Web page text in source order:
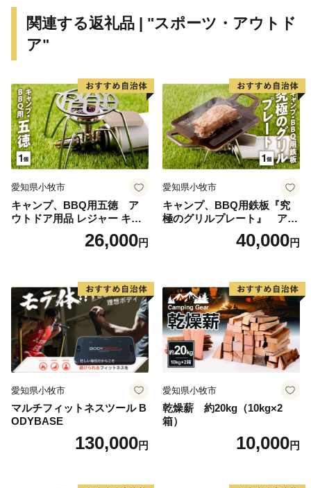
関連する返礼品 | "スポーツ・アウトド
ア"
愛知県小牧市
キャンプ、BBQ用五徳 ア
ウトドア用品 レジャー キャ
ンプ バーベキュー BBQ 五徳
26,000円
愛知県小牧市
キャンプ、BBQ用鉄板『究
極のグリルプレート』 アウ
トドア用品 レジャー キャン
プ バーベキュー BBQ 鉄板
40,000円
愛知県小牧市
マルチフィットネスツール B
ODYBASE
130,000円
愛知県小牧市
乾燥薪 約20kg（10kg×2
箱）
10,000円